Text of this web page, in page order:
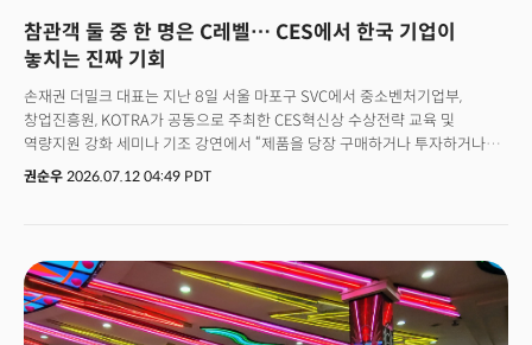
참관객 둘 중 한 명은 C레벨… CES에서 한국 기업이
놓치는 진짜 기회
손재권 더밀크 대표는 지난 8일 서울 마포구 SVC에서 중소벤처기업부,
창업진흥원, KOTRA가 공동으로 주최한 CES혁신상 수상전략 교육 및
역량지원 강화 세미나 기조 강연에서 “제품을 당장 구매하거나 투자하거나
의사결정할 수 있는 사람들이 현장에 온다”며 이렇게 말했다. 마주친 상대를
넘는 7만7197명이 사장(President), 창업자(Founder), C레벨(C-Level)
이상의 의사결정권자였다. 부스 앞을 지나가는 두 사람 중 한 명이 그 자리에서
계약서에 서명하거나 투자 여부를 결정할 수 있는 사람이라는 뜻이다. 이
수치는 CES라는 행사의 성격 자체를 다시 규정한다. CES2026에는 산업
권순우 2026.07.12 04:49 PDT